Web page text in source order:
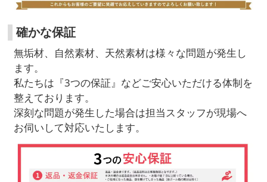
確かな保証
無垢材、自然素材、天然素材は様々な問題が発生し
ます。
私たちは『3つの保証』などご安心いただける体制を
整えております。
深刻な問題が発生した場合は担当スタッフが現場へ
お伺いして対応いたします。